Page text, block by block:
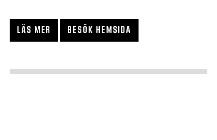
LÄS MER BESÖK HEMSIDA